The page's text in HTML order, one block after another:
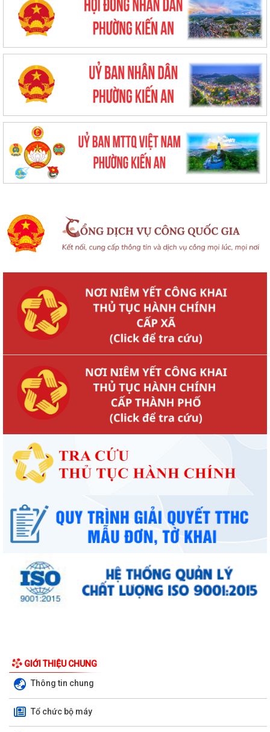
GIỚI THIỆU CHUNG
Thông tin chung
Tổ chức bộ máy
UBND phường triển khai công tác khám sức khoẻ định kỳ, khám sàng
lọc miễn phí cho người dân trên...
Ban đại diện Hội đồng quản trị Ngân hàng Chính sách xã hội phường
Kiến An tổ chức phiên họp giao...
Chi bộ trường Tiểu học Quang Trung kết nạp Đảng viên mới
giữa năm 2026 HĐND thành phố...
Hội nghị tập huấn công tác Đoàn và phong trào thanh thiếu nhi năm
2026
Công văn số: 20/CV-TYT của Trạm y tế phường v/v công khai số điện
thoại đường dây nóng tiếp nhận...
Lớp bồi dưỡng kiến thức An ninh phi truyền thống và Quản trị an ninh
phi truyền thống năm 2026
Công văn số 3357/UBND-KT ngày 28/7/2026 của UBND phường v/v
phối hợp thông tin chương trình khảo...
Kế hoạch số 265/KH-UBND ngày 3/8/2026 của UBND phường về triển
khai thực hiện Kế hoạch số...
UBND phường làm việc với các hộ dân đang sử dụng đất của UBND
PHƯỜNG KIẾN AN THAM DỰ HỘI NGHỊ TRỰC TUYẾN THÀNH PHỐ VỀ
TIẾN ĐỘ ĐO ĐẠC, LẬP BẢN ĐỒ ĐỊA CHÍNH, LẬP...
Khai mạc huấn luyện Dân quân tự vệ tại chỗ năm 2026
Lễ chào cờ tháng 8/2026
việc công bố kế hoạch, danh mục khu đất...
Công văn số: 3386/UBND-KT về viêc công khai Quyết định số
2558/QĐ-UBND ngày 02/7/2026 của Ủy ban...
Các chí lãnh đạo Đảng ủy, HĐND, UBND phường Kiến An và Công đoàn